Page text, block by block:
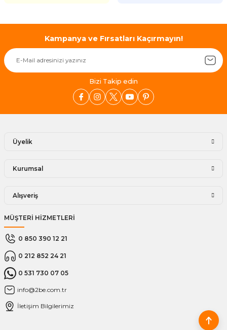
Kampanya ve Fırsatları Kaçırmayın!
Bizi Takip edin
Üyelik
Kurumsal
Alışveriş
MÜŞTERİ HİZMETLERİ
0 850 390 12 21
0 212 852 24 21
0 531 730 07 05
info@2be.com.tr
İletişim Bilgilerimiz